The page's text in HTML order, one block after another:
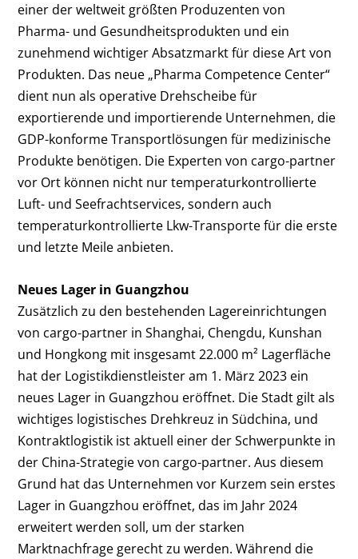
einer der weltweit größten Produzenten von
Pharma- und Gesundheitsprodukten und ein
zunehmend wichtiger Absatzmarkt für diese Art von
Produkten. Das neue „Pharma Competence Center“
dient nun als operative Drehscheibe für
exportierende und importierende Unternehmen, die
GDP-konforme Transportlösungen für medizinische
Produkte benötigen. Die Experten von cargo-partner
vor Ort können nicht nur temperaturkontrollierte
Luft- und Seefrachtservices, sondern auch
temperaturkontrollierte Lkw-Transporte für die erste
und letzte Meile anbieten.
Neues Lager in Guangzhou
Zusätzlich zu den bestehenden Lagereinrichtungen
von cargo-partner in Shanghai, Chengdu, Kunshan
und Hongkong mit insgesamt 22.000 m² Lagerfläche
hat der Logistikdienstleister am 1. März 2023 ein
neues Lager in Guangzhou eröffnet. Die Stadt gilt als
wichtiges logistisches Drehkreuz in Südchina, und
Kontraktlogistik ist aktuell einer der Schwerpunkte in
der China-Strategie von cargo-partner. Aus diesem
Grund hat das Unternehmen vor Kurzem sein erstes
Lager in Guangzhou eröffnet, das im Jahr 2024
erweitert werden soll, um der starken
Marktnachfrage gerecht zu werden. Während die